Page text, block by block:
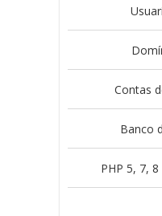
Contas
Banco
PHP 5, 7,